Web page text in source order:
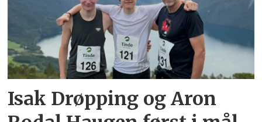
Isak Drøpping og Aron